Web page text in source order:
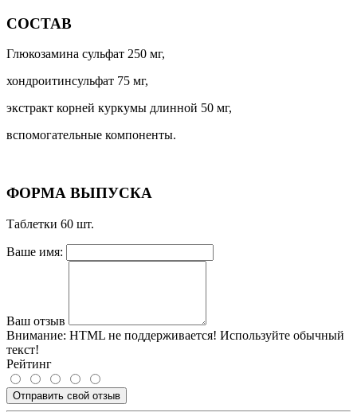
СОСТАВ
Глюкозамина сульфат 250 мг,
хондроитинсульфат 75 мг,
экстракт корней куркумы длинной 50 мг,
вспомогательные компоненты.
ФОРМА ВЫПУСКА
Таблетки 60 шт.
Ваше имя:
Ваш отзыв
Внимание: HTML не поддерживается! Используйте обычный
текст!
Рейтинг
Отправить свой отзыв